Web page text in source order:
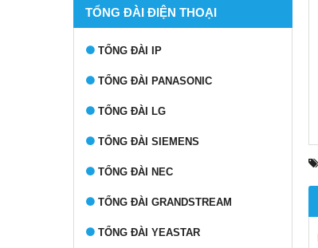
TỔNG ĐÀI ĐIỆN THOẠI
TỔNG ĐÀI IP
TỔNG ĐÀI PANASONIC
TỔNG ĐÀI LG
TỔNG ĐÀI SIEMENS
TỔNG ĐÀI NEC
TỔNG ĐÀI GRANDSTREAM
TỔNG ĐÀI YEASTAR